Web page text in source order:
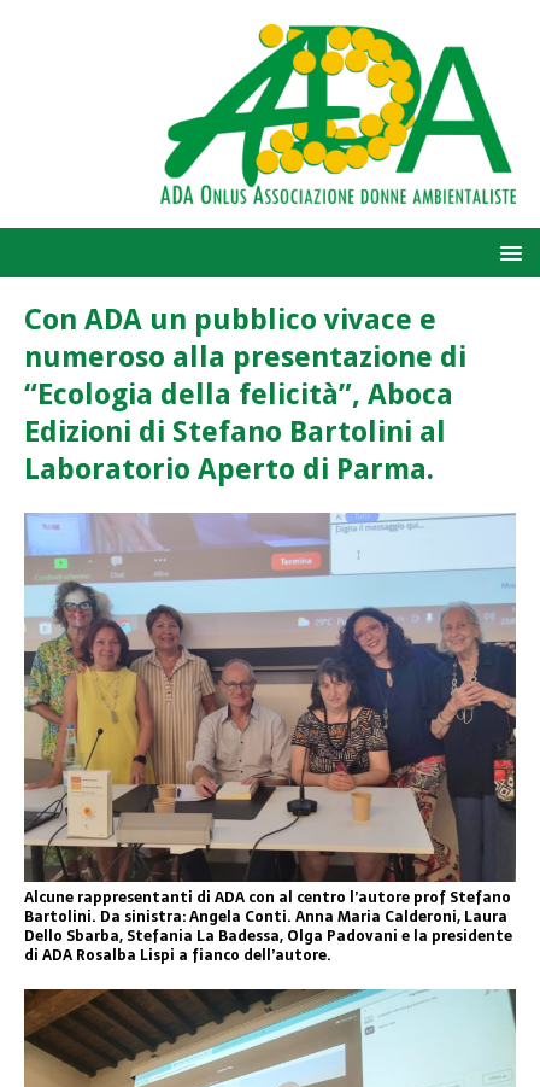
Con ADA un pubblico vivace e
numeroso alla presentazione di
“Ecologia della felicità”, Aboca
Edizioni di Stefano Bartolini al
Laboratorio Aperto di Parma.
Alcune rappresentanti di ADA con al centro l’autore prof Stefano
Bartolini. Da sinistra: Angela Conti. Anna Maria Calderoni, Laura
Dello Sbarba, Stefania La Badessa, Olga Padovani e la presidente
di ADA Rosalba Lispi a fianco dell’autore.